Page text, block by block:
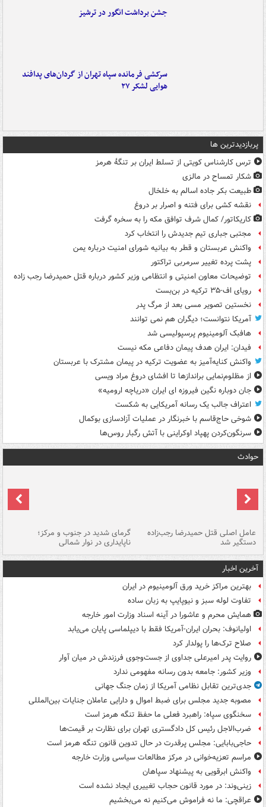
جشن برداشت انگور در ترشیز
سرکشی فرمانده سپاه تهران از گردان‌های پدافند
هوایی لشکر ۲۷
پربازدیدترین ها
ترس کارشناس کویتی از تسلط ایران بر تنگۀ هرمز
شکار تمساح در مالزی
طبیعت بکر جاده اسالم به خلخال
نقشه کشی برای فتنه و اصرار بر دروغ
کاریکاتور/ کمال شرف توافق مکه را به سخره گرفت
مجتبی جباری تیم جدیدش را انتخاب کرد
واکنش عربستان و قطر به بیانیه شورای امنیت درباره یمن
پشت پرده تغییر سرمربی تراکتور
توضیحات معاون امنیتی و انتظامی وزیر کشور درباره قتل حمیدرضا رجب زاده
رویای اف-۳۵ ترکیه در بن‌بست
نخستین تصویر مسی بعد از مرگ پدر
آمریکا نتوانست؛ دیگران هم نمی توانند
هافبک آلومینیوم پرسپولیسی شد
فیدان: ایران هدف پیمان دفاعی مکه نیست
واکنش کنایه‌آمیز به عضویت ترکیه در پیمان مشترک با عربستان
از مظلوم‌نمایی براندازها تا افشای دروغ مراد ویسی
جان دوباره نگین فیروزه ای ایران «دریاچه ارومیه»
اعتراف جالب یک رسانه آمریکایی به شکست
شوخی حاج‌قاسم با خبرنگار در عملیات آزادسازی بوکمال
سرنگون‌کردن پهپاد اوکراینی با آتش رگبار روس‌ها
حوادث
عامل اصلی قتل حمیدرضا رجب‌زاده
دستگیر شد
گرمای شدید در جنوب و مرکز؛
ناپایداری در نوار شمالی
آخرین اخبار
بهترین مراکز خرید ورق آلومینیوم در ایران
تفاوت لوله سبز و نیوپایپ به زبان ساده
همایش محرم و عاشورا در آینه اسناد وزارت امور خارجه
اولیانوف: بحران ایران-آمریکا فقط با دیپلماسی پایان می‌یابد
صلاح ترک‌ها را پولدار کرد
روایت پدر امیرعلی جداوی از جست‌وجوی فرزندش در میان آوار
وزیر کشور: جامعه بدون رسانه مفهومی ندارد
جدی‌ترین تقابل نظامی آمریکا از زمان جنگ جهانی
مصوبه جدید مجلس برای ضبط اموال و دارایی عاملان جنایات بین‌المللی
سخنگوی سپاه: راهبرد فعلی ما حفظ تنگه هرمز است
ضرب‌الاجل رئیس کل دادگستری تهران برای نظارت بر قیمت‌ها
حاجی‌بابایی: مجلس پرقدرت در حال تدوین قانون تنگه هرمز است
مراسم تعزیه‌خوانی در مرکز مطالعات سیاسی وزارت خارجه
واکنش ابرقویی به پیشنهاد سپاهان
زینی‌وند: در مورد قانون حجاب تغییری ایجاد نشده است
عراقچی: ما نه فراموش می‌کنیم نه می‌بخشیم